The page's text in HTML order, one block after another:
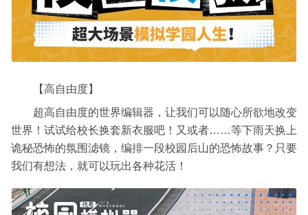
【高自由度】
超高自由度的世界编辑器，让我们可以随心所欲地改变
世界！试试给校长换套新衣服吧！又或者……等下雨天换上
诡秘恐怖的氛围滤镜，编排一段校园后山的恐怖故事？只要
我们有想法，就可以玩出各种花活！